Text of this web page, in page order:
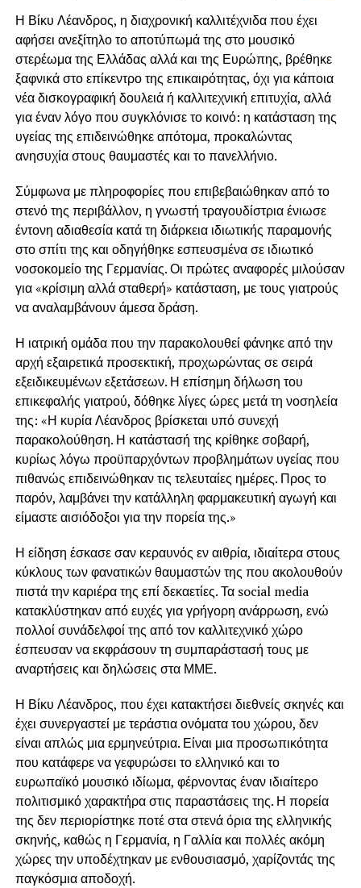
Η Βίκυ Λέανδρος, η διαχρονική καλλιτέχνιδα που έχει
αφήσει ανεξίτηλο το αποτύπωμά της στο μουσικό
στερέωμα της Ελλάδας αλλά και της Ευρώπης, βρέθηκε
ξαφνικά στο επίκεντρο της επικαιρότητας, όχι για κάποια
νέα δισκογραφική δουλειά ή καλλιτεχνική επιτυχία, αλλά
για έναν λόγο που συγκλόνισε το κοινό: η κατάσταση της
υγείας της επιδεινώθηκε απότομα, προκαλώντας
ανησυχία στους θαυμαστές και το πανελλήνιο.
Σύμφωνα με πληροφορίες που επιβεβαιώθηκαν από το
στενό της περιβάλλον, η γνωστή τραγουδίστρια ένιωσε
έντονη αδιαθεσία κατά τη διάρκεια ιδιωτικής παραμονής
στο σπίτι της και οδηγήθηκε εσπευσμένα σε ιδιωτικό
νοσοκομείο της Γερμανίας. Οι πρώτες αναφορές μιλούσαν
για «κρίσιμη αλλά σταθερή» κατάσταση, με τους γιατρούς
να αναλαμβάνουν άμεσα δράση.
Η ιατρική ομάδα που την παρακολουθεί φάνηκε από την
αρχή εξαιρετικά προσεκτική, προχωρώντας σε σειρά
εξειδικευμένων εξετάσεων. Η επίσημη δήλωση του
επικεφαλής γιατρού, δόθηκε λίγες ώρες μετά τη νοσηλεία
της: «Η κυρία Λέανδρος βρίσκεται υπό συνεχή
παρακολούθηση. Η κατάστασή της κρίθηκε σοβαρή,
κυρίως λόγω προϋπαρχόντων προβλημάτων υγείας που
πιθανώς επιδεινώθηκαν τις τελευταίες ημέρες. Προς το
παρόν, λαμβάνει την κατάλληλη φαρμακευτική αγωγή και
είμαστε αισιόδοξοι για την πορεία της.»
Η είδηση έσκασε σαν κεραυνός εν αιθρία, ιδιαίτερα στους
κύκλους των φανατικών θαυμαστών της που ακολουθούν
πιστά την καριέρα της επί δεκαετίες. Τα social media
κατακλύστηκαν από ευχές για γρήγορη ανάρρωση, ενώ
πολλοί συνάδελφοί της από τον καλλιτεχνικό χώρο
έσπευσαν να εκφράσουν τη συμπαράστασή τους με
αναρτήσεις και δηλώσεις στα ΜΜΕ.
Η Βίκυ Λέανδρος, που έχει κατακτήσει διεθνείς σκηνές και
έχει συνεργαστεί με τεράστια ονόματα του χώρου, δεν
είναι απλώς μια ερμηνεύτρια. Είναι μια προσωπικότητα
που κατάφερε να γεφυρώσει το ελληνικό και το
ευρωπαϊκό μουσικό ιδίωμα, φέρνοντας έναν ιδιαίτερο
πολιτισμικό χαρακτήρα στις παραστάσεις της. Η πορεία
της δεν περιορίστηκε ποτέ στα στενά όρια της ελληνικής
σκηνής, καθώς η Γερμανία, η Γαλλία και πολλές ακόμη
χώρες την υποδέχτηκαν με ενθουσιασμό, χαρίζοντάς της
παγκόσμια αποδοχή.